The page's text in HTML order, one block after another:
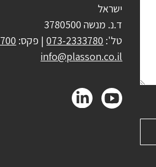
ישראל
ד.נ. מנשה 3780500
טל': 073-2333780| פקס:
info@plasson.co.il